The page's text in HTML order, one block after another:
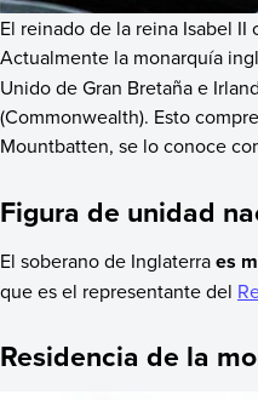
El reinado de la reina Isabel II
Actualmente la monarquía
Unido de Gran Bretaña e
(Commonwealth). Esto
Mountbatten, se lo conoce
Figura de unidad
El soberano de Inglaterraes
que es el representante del
Residencia de la